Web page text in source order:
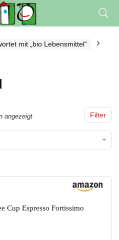
mit „bio Lebensmittel“
Filter
angezeigt
Cup Espresso Fortissimo